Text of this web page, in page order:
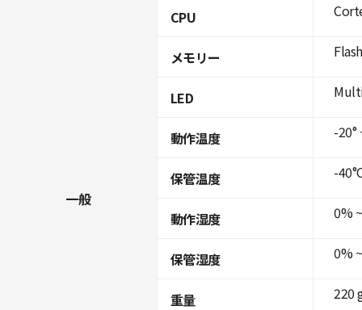
一般
CPU
メモリー
LED
動作温度
保管温度
動作湿度
保管湿度
重量
-20°
-
0%
0%
220